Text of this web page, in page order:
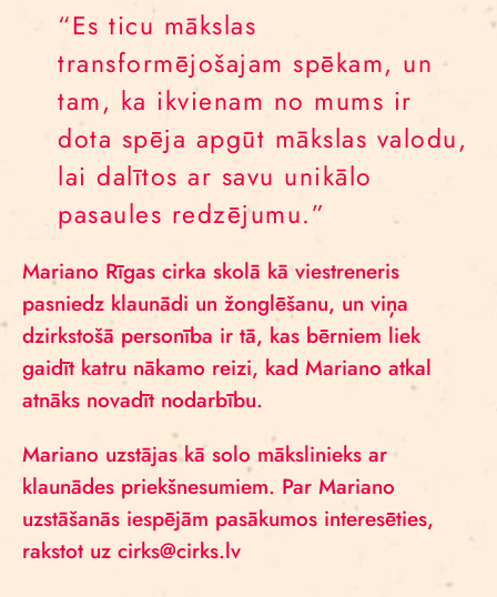
“Es ticu mākslas
transformējošajam spēkam, un
tam, ka ikvienam no mums ir
dota spēja apgūt mākslas valodu,
lai dalītos ar savu unikālo
pasaules redzējumu.”
Mariano Rīgas cirka skolā kā viestreneris
pasniedz klaunādi un žonglēšanu, un viņa
dzirkstošā personība ir tā, kas bērniem liek
gaidīt katru nākamo reizi, kad Mariano atkal
atnāks novadīt nodarbību.
Mariano uzstājas kā solo mākslinieks ar
klaunādes priekšnesumiem. Par Mariano
uzstāšanās iespējām pasākumos interesēties,
rakstot uz cirks@cirks.lv